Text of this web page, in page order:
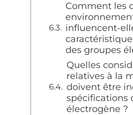
Comment les
influencent-
des groupes
Quelles
relatives à la
doivent être
spécifications
électrogène ?